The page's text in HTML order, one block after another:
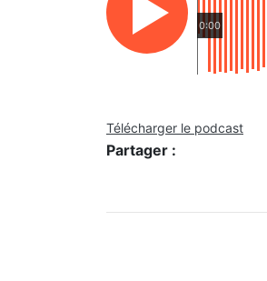
0:00
Télécharger le podcast
Partager :